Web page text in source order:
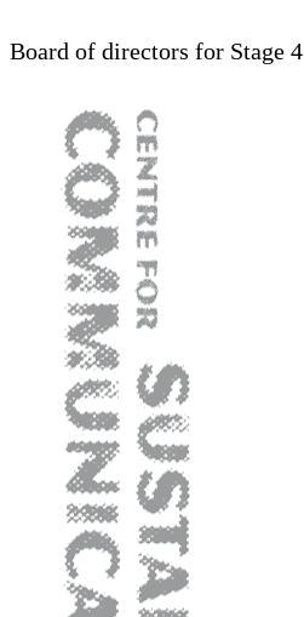
Board of directors for Stage 4